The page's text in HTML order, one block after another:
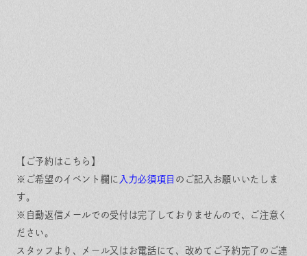
【ご予約はこちら】
※ご希望のイベント欄に 入力必須項目 のご記入お願いいたしま
す。
※自動返信メールでの受付は完了しておりませんので、ご注意く
ださい。
スタッフより、メール又はお電話にて、改めてご予約完了のご連